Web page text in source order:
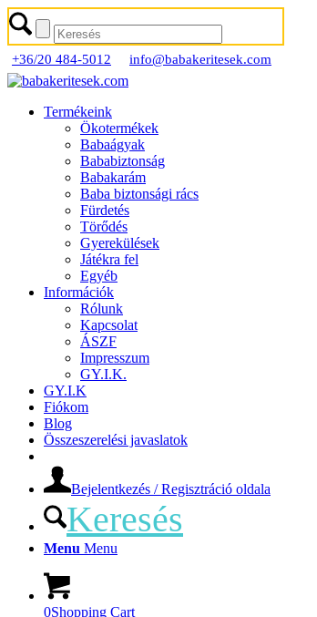
+36/20 484-5012 info@babakeritesek.com
Termékeink
Ökotermékek
Babaágyak
Bababiztonság
Babakarám
Baba biztonsági rács
Fürdetés
Törődés
Gyerekülések
Játékra fel
Egyéb
Információk
Rólunk
Kapcsolat
ÁSZF
Impresszum
GY.I.K.
GY.I.K
Fiókom
Blog
Összeszerelési javaslatok
Bejelentkezés / Regisztráció oldala
Keresés
Menu Menu
0Shopping Cart